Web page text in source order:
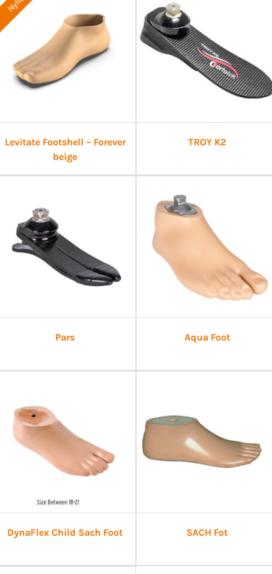
Levitate Footshell – Forever
beige
TROY K2
Pars Aqua Foot
DynaFlex Child Sach Foot SACH Fot